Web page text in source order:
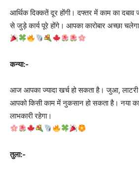
आर्थिक दिक्कतें दूर होंगी। दफ्तर में काम का दबाव
से जुड़े कार्य पूरे होंगे। आपका कारोबार अच्छा
कन्या:-
आज आपका ज्यादा खर्च हो सकता है। जुआ,
आपको किसी काम में नुकसान हो सकता है। नया
लाभकारी रहेगा।
तुला:-